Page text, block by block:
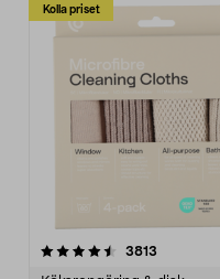
Kolla priset
3813
4.0av 5 stjärnor